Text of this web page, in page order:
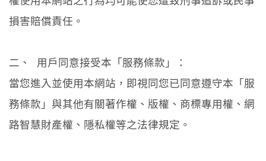
損害賠償責任。
二、 用戶同意接受本「服務條款」：
當您進入並使用本網站，即視同您已同意遵守本「服
務條款」與其他有關著作權、版權、商標專用權、網
路智慧財產權、隱私權等之法律規定。